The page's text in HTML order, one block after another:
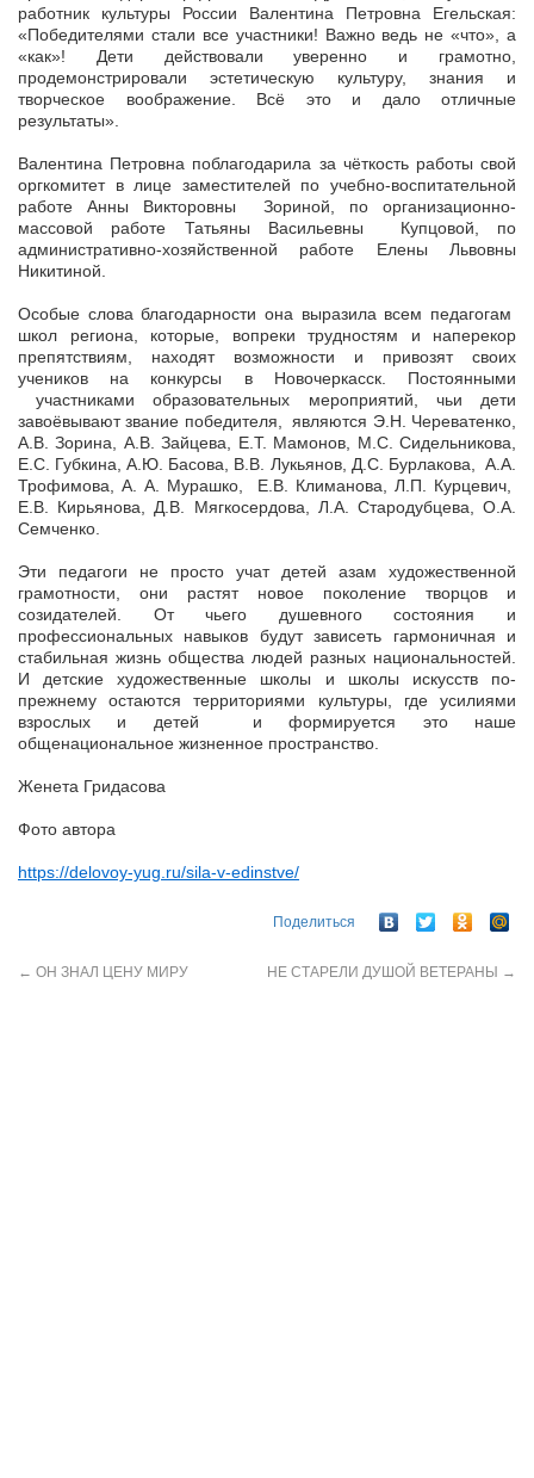
работник культуры России Валентина Петровна Егельская:
«Победителями стали все участники! Важно ведь не «что», а
«как»! Дети действовали уверенно и грамотно,
продемонстрировали эстетическую культуру, знания и
творческое воображение. Всё это и дало отличные
результаты».
Валентина Петровна поблагодарила за чёткость работы свой
оргкомитет в лице заместителей по учебно-воспитательной
работе Анны Викторовны Зориной, по организационно-
массовой работе Татьяны Васильевны Купцовой, по
административно-хозяйственной работе Елены Львовны
Никитиной.
Особые слова благодарности она выразила всем педагогам
школ региона, которые, вопреки трудностям и наперекор
препятствиям, находят возможности и привозят своих
учеников на конкурсы в Новочеркасск. Постоянными
участниками образовательных мероприятий, чьи дети
завоёвывают звание победителя, являются Э.Н. Череватенко,
А.В. Зорина, А.В. Зайцева, Е.Т. Мамонов, М.С. Сидельникова,
Е.С. Губкина, А.Ю. Басова, В.В. Лукьянов, Д.С. Бурлакова, А.А.
Трофимова, А. А. Мурашко, Е.В. Климанова, Л.П. Курцевич,
Е.В. Кирьянова, Д.В. Мягкосердова, Л.А. Стародубцева, О.А.
Семченко.
Эти педагоги не просто учат детей азам художественной
грамотности, они растят новое поколение творцов и
созидателей. От чьего душевного состояния и
профессиональных навыков будут зависеть гармоничная и
стабильная жизнь общества людей разных национальностей.
И детские художественные школы и школы искусств по-
прежнему остаются территориями культуры, где усилиями
взрослых и детей и формируется это наше
общенациональное жизненное пространство.
Женета Гридасова
Фото автора
https://delovoy-yug.ru/sila-v-edinstve/
Поделиться
← ОН ЗНАЛ ЦЕНУ МИРУ НЕ СТАРЕЛИ ДУШОЙ ВЕТЕРАНЫ →